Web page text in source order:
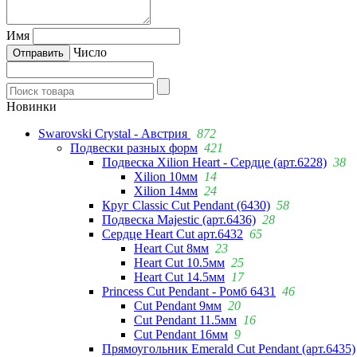
Имя
Число
Новинки
Swarovski Crystal - Австрия
872
Подвески разных форм 421
Подвеска Xilion Heart - Сердце (арт.6228) 38
Xilion 10мм 14
Xilion 14мм 24
Круг Classic Cut Pendant (6430) 58
Подвеска Majestic (арт.6436) 28
Сердце Heart Cut арт.6432 65
Heart Cut 8мм 23
Heart Cut 10.5мм 25
Heart Cut 14.5мм 17
Princess Cut Pendant - Ромб 6431
46
Cut Pendant 9мм 20
Cut Pendant 11.5мм 16
Cut Pendant 16мм 9
Прямоугольник Emerald Cut Pendant (арт.6435)